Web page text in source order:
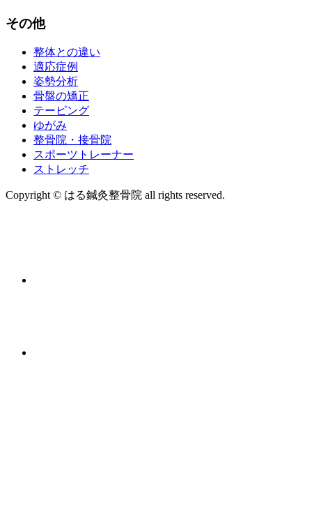
その他
整体との違い
適応症例
姿勢分析
骨盤の矯正
テーピング
ゆがみ
整骨院・接骨院
スポーツトレーナー
ストレッチ
Copyright © はる鍼灸整骨院 all rights reserved.